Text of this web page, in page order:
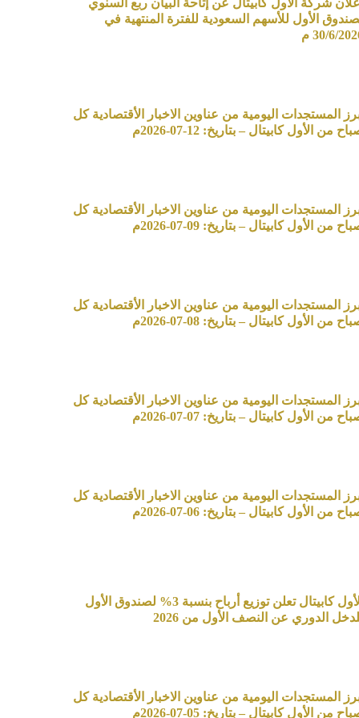
إعلان شركة الأول كابيتال عن إتاحة البيان ربع السنوي
الأول للأسهم السعودية للفترة المنتهية في
6/2026 م
المستجدات اليومية من عناوين الاخبار الأقتصادية كل
من الأول كابيتال – بتاريخ: 12-07-2026م
المستجدات اليومية من عناوين الاخبار الأقتصادية كل
من الأول كابيتال – بتاريخ: 09-07-2026م
المستجدات اليومية من عناوين الاخبار الأقتصادية كل
من الأول كابيتال – بتاريخ: 08-07-2026م
المستجدات اليومية من عناوين الاخبار الأقتصادية كل
من الأول كابيتال – بتاريخ: 07-07-2026م
المستجدات اليومية من عناوين الاخبار الأقتصادية كل
من الأول كابيتال – بتاريخ: 06-07-2026م
الأول كابيتال تعلن توزيع أرباح بنسبة 3% لصندوق الأول
الدوري عن النصف الأول من 2026
المستجدات اليومية من عناوين الاخبار الأقتصادية كل
من الأول كابيتال – بتاريخ: 05-07-2026م